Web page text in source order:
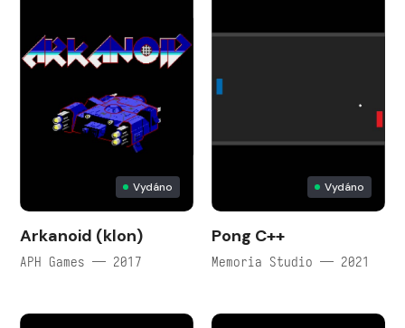
Vydáno
Arkanoid (klon)
APH Games — 2017
Vydáno
Pong C++
Memoria Studio — 2021